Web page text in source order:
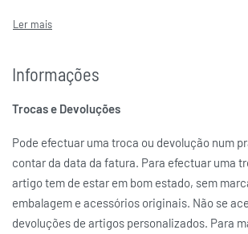
Informações
Trocas e Devoluções
Pode efectuar uma troca ou devolução num
contar da data da fatura. Para efectuar uma
artigo tem de estar em bom estado, sem
embalagem e acessórios originais. Não se
devoluções de artigos personalizados. Para